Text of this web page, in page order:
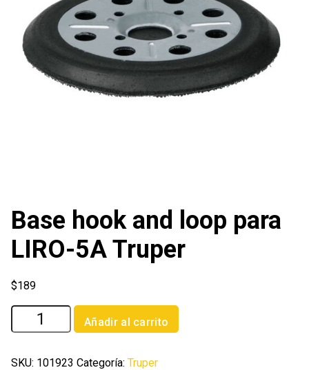
Base hook and loop para
LIRO-5A Truper
$189
Base
hook
loop
Añadir al carrito
SKU: 101923 Categoría: Truper